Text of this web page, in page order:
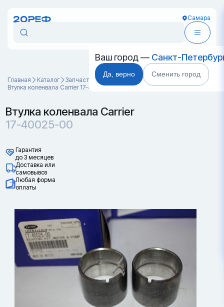
Самара
Ваш город — Санкт-
Да, верно Сменить город
Главная Каталог
Запчасти для контейнеров
Втулка коленвала Carrier 17-40025-00
Втулка коленвала Carrier
17-40025-00
Гарантия
до 3 месяцев
Доставка или
самовывоз
Любая форма
оплаты